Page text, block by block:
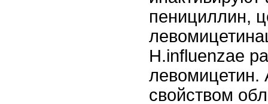
пенициллин,
H.influenzae
левомицетин.
свойством